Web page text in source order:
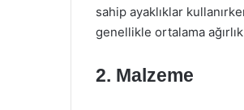
sahip ayaklıklar
genellikle ortalama ağırlık
2. Malzeme